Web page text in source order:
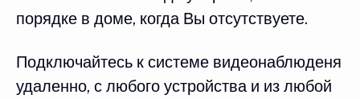
порядке в доме, когда Вы отсутствуете.
Подключайтесь к системе видеонаблюденя
удаленно, с любого устройства и из любой